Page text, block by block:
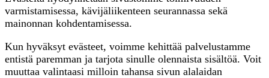
varmistamisessa, kävijäliikenteen seurannassa sekä
mainonnan kohdentamisessa.
Kun hyväksyt evästeet, voimme kehittää palvelustamme
entistä paremman ja tarjota sinulle olennaista sisältöä. Voit
muuttaa valintaasi milloin tahansa sivun alalaidan